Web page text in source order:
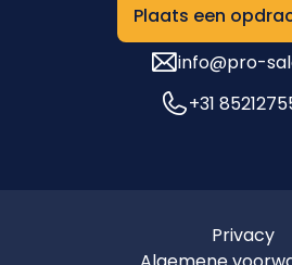
Plaats een
info@pro-
+31
Privacy